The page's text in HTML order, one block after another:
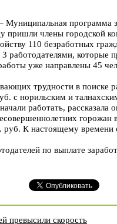
программа
пришли члены городской
110 безработных
которые
уже направлены 45
трудности в поиске
с норильским и
работать, рассказала
К настоящему
по выплате
превысили скорость